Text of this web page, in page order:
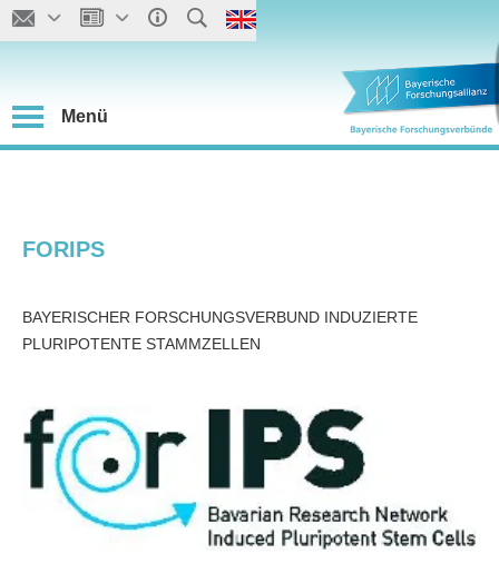
Menü
FORIPS
BAYERISCHER FORSCHUNGSVERBUND INDUZIERTE
PLURIPOTENTE STAMMZELLEN